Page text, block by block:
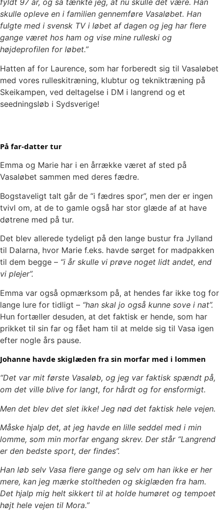
fyldt 97 år, og så tænkte jeg, at nu skulle det være. Han
skulle opleve en i familien gennemføre Vasaløbet. Han
fulgte med i svensk TV i løbet af dagen og jeg har flere
gange været hos ham og vise mine rulleski og
højdeprofilen for løbet.”
Hatten af for Laurence, som har forberedt sig til Vasaløbet
med vores rulleskitræning, klubtur og tekniktræning på
Skeikampen, ved deltagelse i DM i langrend og et
seedningsløb i Sydsverige!
På far-datter tur
Emma og Marie har i en årrække været af sted på
Vasaløbet sammen med deres fædre.
Bogstaveligt talt går de “i fædres spor”, men der er ingen
tvivl om, at de to gamle også har stor glæde af at have
døtrene med på tur.
Det blev allerede tydeligt på den lange bustur fra Jylland
til Dalarna, hvor Marie f.eks. havde sørget for madpakken
til dem begge – “i år skulle vi prøve noget lidt andet, end
vi plejer”.
Emma var også opmærksom på, at hendes far ikke tog for
lange lure for tidligt – “han skal jo også kunne sove i nat”.
Hun fortæller desuden, at det faktisk er hende, som har
prikket til sin far og fået ham til at melde sig til Vasa igen
efter nogle års pause.
Johanne havde skiglæden fra sin morfar med i lommen
“Det var mit første Vasaløb, og jeg var faktisk spændt på,
om det ville blive for langt, for hårdt og for ensformigt.
Men det blev det slet ikke! Jeg nød det faktisk hele vejen.
Måske hjalp det, at jeg havde en lille seddel med i min
lomme, som min morfar engang skrev. Der står “Langrend
er den bedste sport, der findes”.
Han løb selv Vasa flere gange og selv om han ikke er her
mere, kan jeg mærke stoltheden og skiglæden fra ham.
Det hjalp mig helt sikkert til at holde humøret og tempoet
højt hele vejen til Mora.”